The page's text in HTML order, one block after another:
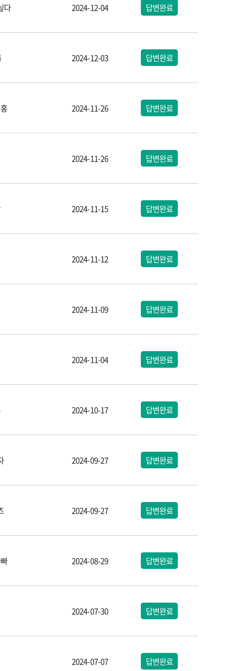
다 2024-12-04 답변완료
2024-12-03 답변완료
2024-11-26 답변완료
2024-11-26 답변완료
2024-11-15 답변완료
2024-11-12 답변완료
2024-11-09 답변완료
2024-11-04 답변완료
2024-10-17 답변완료
2024-09-27 답변완료
2024-09-27 답변완료
2024-08-29 답변완료
2024-07-30 답변완료
2024-07-07 답변완료